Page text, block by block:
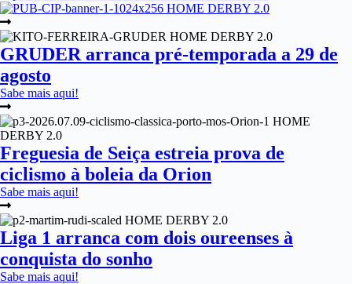
GRUDER arranca pré-temporada a 29 de
agosto
Sabe mais aqui!
Freguesia de Seiça estreia prova de
ciclismo à boleia da Orion
Sabe mais aqui!
Liga 1 arranca com dois oureenses à
conquista do sonho
Sabe mais aqui!